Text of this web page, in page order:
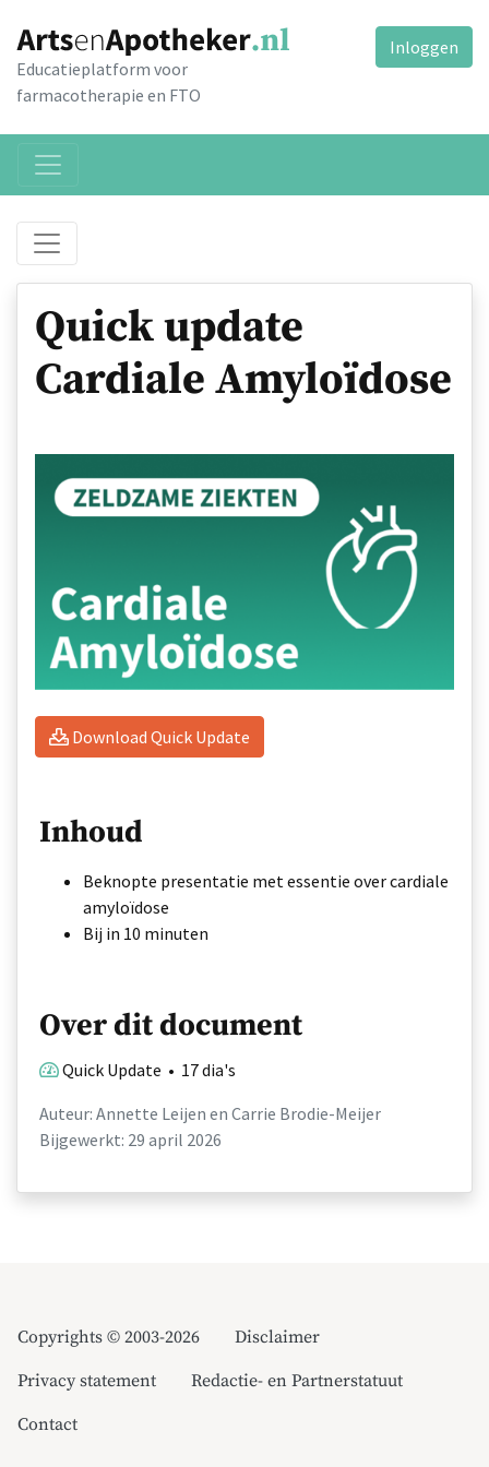
Educatieplatform voor
farmacotherapie en FTO
Inloggen
Quick update
Cardiale Amyloïdose
Download Quick Update
Inhoud
Beknopte presentatie met essentie over cardiale
amyloïdose
Bij in 10 minuten
Over dit document
Quick Update • 17 dia's
Auteur: Annette Leijen en Carrie Brodie-Meijer
Bijgewerkt: 29 april 2026
Copyrights © 2003-2026
Disclaimer
Privacy statement
Redactie- en Partnerstatuut
Contact